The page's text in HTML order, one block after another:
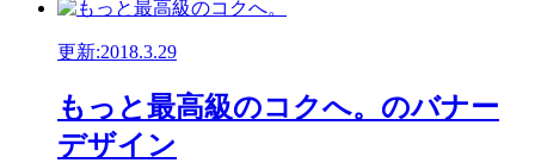
更新:2018.3.29
もっと最高級のコクへ。のバナー
デザイン